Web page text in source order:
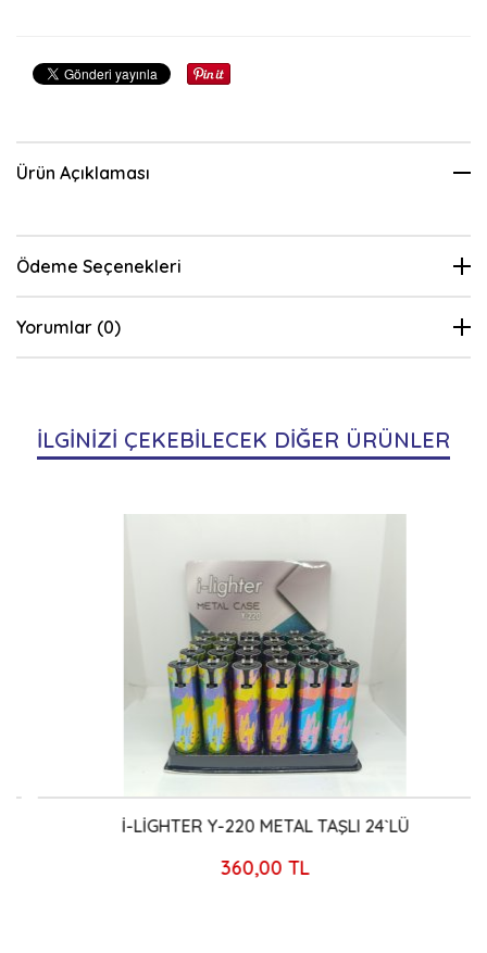
Ürün Açıklaması
Ödeme Seçenekleri
Yorumlar (0)
İLGİNİZİ ÇEKEBİLECEK DİĞER ÜRÜNLER
İ-LİGHTER Y-220 METAL TAŞLI 24`LÜ
360,00 TL